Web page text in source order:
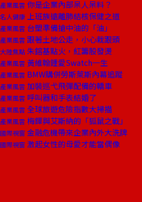
產業風雲 你是企業內部呆人呆料？
名人健康 上班族遠離肺結核保健之道
產業風雲 台塑準備搶中油的「油」
產業風雲 跟著土地公走，小心栽跟頭
大陸焦點 朱鎔基點火，紅籌股發燙
產業風雲 黃維翰鍾愛Swatch一生
產業風雲 BMW購併勞斯萊斯內幕追蹤
產業風雲 加裝巡弋飛彈配備的轎車
產業風雲 呼叫器和手表結婚了
產業風雲 全球旅遊危險指數大掃描
產業風雲 梅鐸與艾斯納的「狐鼠之戰」
國際視窗 金融危機帶來企業內外大洗牌
國際視窗 激起女性的母愛才能當偶像